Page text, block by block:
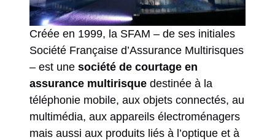
Créée en 1999, la SFAM – de ses initiales
Société Française d’Assurance Multirisques
– est une société de courtage en
assurance multirisque destinée à la
téléphonie mobile, aux objets connectés, au
multimédia, aux appareils électroménagers
mais aussi aux produits liés à l’optique et à